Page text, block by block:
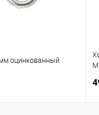
оцинкованный